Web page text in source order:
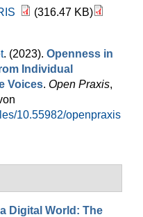
(316.47 KB)
. (2023). Openness in
Individual
Voices. Open Praxis,
10.55982/openpraxis
Digital World: The